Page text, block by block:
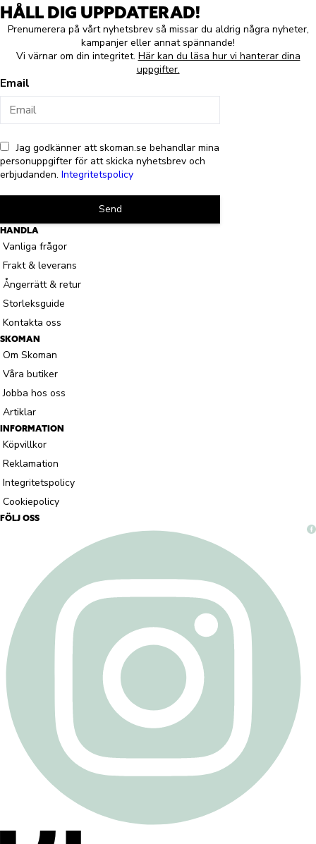
HÅLL DIG UPPDATERAD!
Prenumerera på vårt nyhetsbrev så missar du aldrig några nyheter,
kampanjer eller annat spännande!
Vi värnar om din integritet. Här kan du läsa hur vi hanterar dina
uppgifter.
Email
Jag godkänner att skoman.se behandlar mina
personuppgifter för att skicka nyhetsbrev och
erbjudanden. Integritetspolicy
Send
HANDLA
Vanliga frågor
Frakt & leverans
Ångerrätt & retur
Storleksguide
Kontakta oss
SKOMAN
Om Skoman
Våra butiker
Jobba hos oss
Artiklar
INFORMATION
Köpvillkor
Reklamation
Integritetspolicy
Cookiepolicy
FÖLJ OSS